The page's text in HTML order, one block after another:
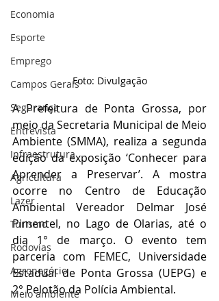
Economia
Esporte
Emprego
Campos Gerais
Segurança
Entrevista
Infraestrutura
Agricultura
Lazer
Turismo
Rodovias
Agronegócio
Meio ambiente
Foto: Divulgação
A Prefeitura de Ponta Grossa, por
meio da Secretaria Municipal de Meio
Ambiente (SMMA), realiza a segunda
edição da exposição ‘Conhecer para
Aprender a Preservar’. A mostra
ocorre no Centro de Educação
Ambiental Vereador Delmar José
Pimentel, no Lago de Olarias, até o
dia 1° de março. O evento tem
parceria com FEMEC, Universidade
Estadual de Ponta Grossa (UEPG) e
2° Pelotão da Polícia Ambiental.